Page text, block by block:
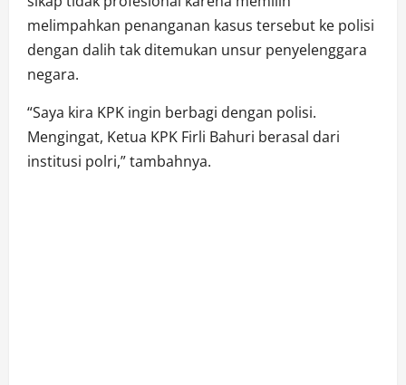
melimpahkan penanganan kasus tersebut ke polisi
dengan dalih tak ditemukan unsur penyelenggara
negara.
“Saya kira KPK ingin berbagi dengan polisi.
Mengingat, Ketua KPK Firli Bahuri berasal dari
institusi polri,” tambahnya.